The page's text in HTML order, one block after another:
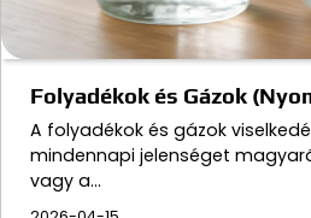
Folyadékok és Gázok
A folyadékok és gázok
mindennapi jelenséget
vagy a…